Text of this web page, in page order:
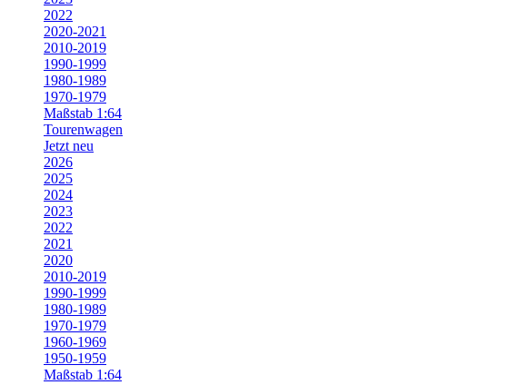
2022
2020-2021
2010-2019
1990-1999
1980-1989
1970-1979
Maßstab 1:64
Tourenwagen
Jetzt neu
2026
2025
2024
2023
2022
2021
2020
2010-2019
1990-1999
1980-1989
1970-1979
1960-1969
1950-1959
Maßstab 1:64